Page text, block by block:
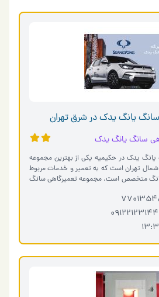
یانگ یدک در شرق تهران
سانگ یانگ یدک
مجموعه تعمیرگاهی سانگ یانگ یدک در حکیمیه یکی از بهترین مجموعه
تعمیرگاهی سانگ یانگ در شمال تهران است که به تعمیر و خدمات مربوط
متخصص است. مجموعه تعمیرگاهی سانگ